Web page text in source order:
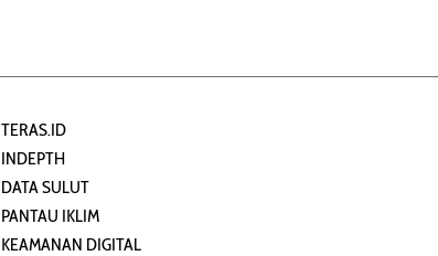
TERAS.ID
INDEPTH
DATA SULUT
PANTAU IKLIM
KEAMANAN DIGITAL